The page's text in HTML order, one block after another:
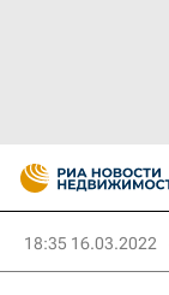
18:35 16.03.2022